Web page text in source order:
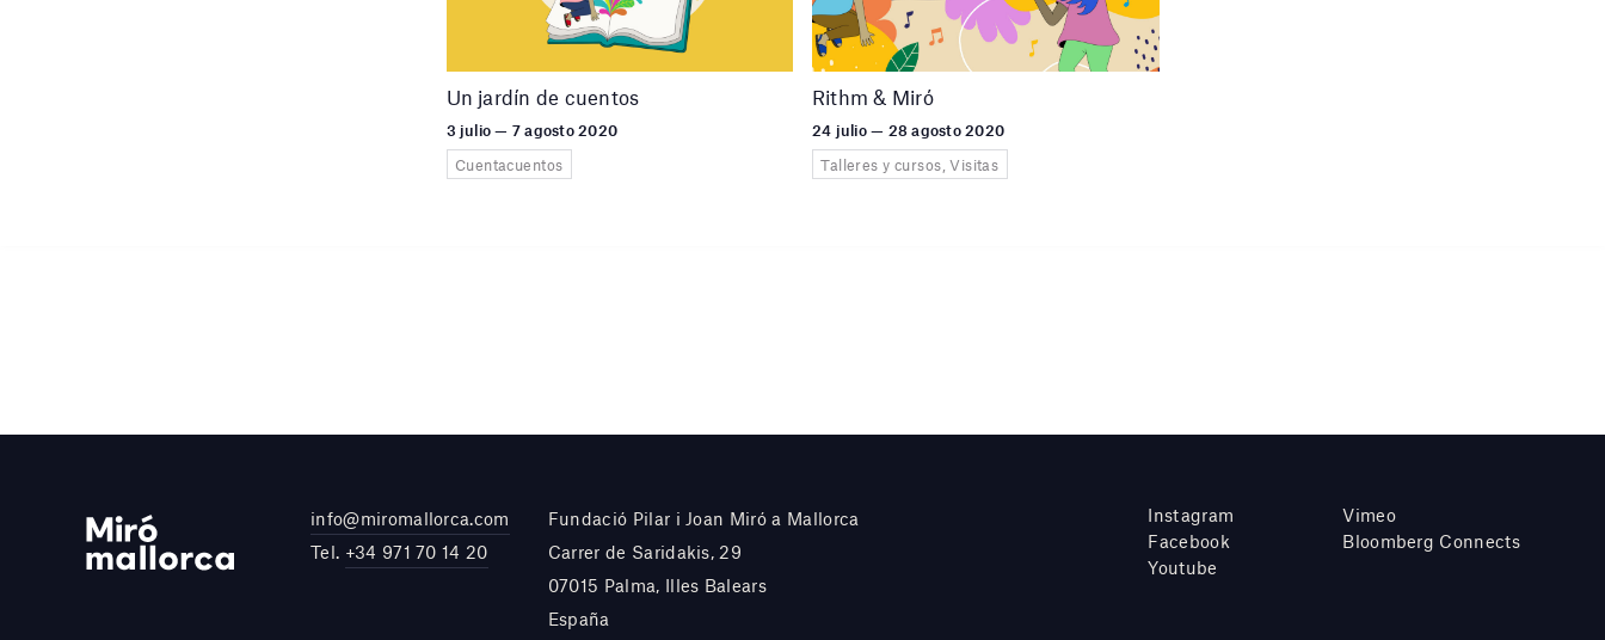
Un jardín de cuentos
3 julio — 7 agosto 2020
Cuentacuentos
Rithm & Miró
24 julio — 28 agosto 2020
Talleres y cursos, Visitas
info@miromallorca.com
Tel. +34 971 70 14 20
Fundació Pilar i Joan Miró a Mallorca
Carrer de Saridakis, 29
07015 Palma, Illes Balears
España
Instagram
Facebook
Youtube
Vimeo
Bloomberg Connects